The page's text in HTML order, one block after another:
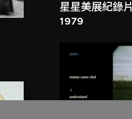
星星美展紀錄片
1979